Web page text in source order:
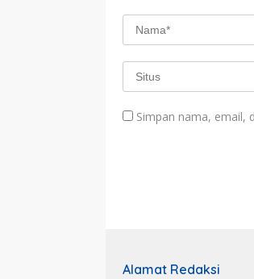
Simpan nama, email,
Alamat Redaksi